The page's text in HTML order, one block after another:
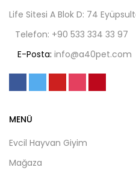
Life Sitesi A Blok D: 74
Telefon: +90 533 334 33 97
E-Posta: info@a40pet.com
MENÜ
Evcil Hayvan Giyim
Mağaza